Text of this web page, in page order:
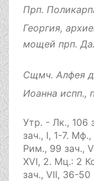
Прп.
Георгия,
мощей прп.
Сщмч. Алфея
Иоанна испп.,
Утр. - Лк., 106
зач., I, 1-7. Мф.,
Рим., 99 зач.,
XVI, 2. Мц.: 2
зач., VII, 36-50